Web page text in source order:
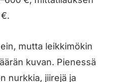
mutta leikkimökin
kuvan. Pienessä
nurkkia, jiirejä ja